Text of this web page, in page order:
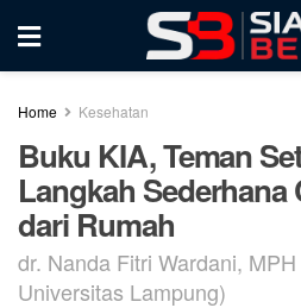
Home Kesehatan
Buku KIA, Teman
Langkah
dari Rumah
dr. Nanda Fitri Wardani,
Universitas Lampung)